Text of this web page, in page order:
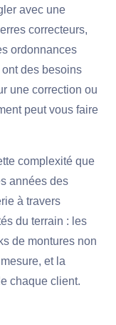
avec une
correcteurs,
ordonnances
des besoins
une correction ou
peut vous faire
complexité que
années des
à travers
du terrain : les
de montures non
et la
chaque client.